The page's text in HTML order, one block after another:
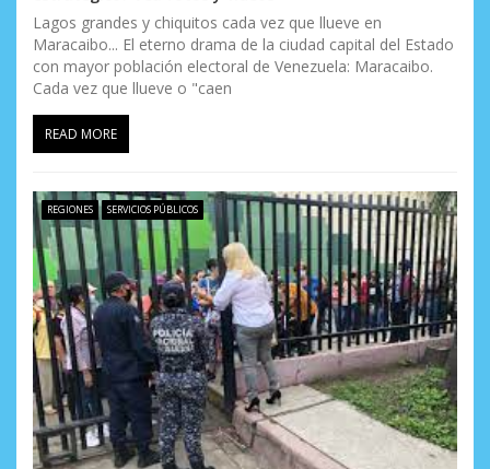
Lagos grandes y chiquitos cada vez que llueve en
Maracaibo... El eterno drama de la ciudad capital del Estado
con mayor población electoral de Venezuela: Maracaibo.
Cada vez que llueve o "caen
READ MORE
REGIONES SERVICIOS PÚBLICOS